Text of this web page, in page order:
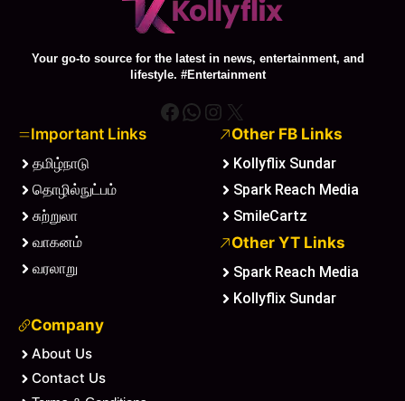
Your go-to source for the latest in news, entertainment, and
lifestyle. #Entertainment
Facebook
WhatsApp
Instagram
X
Important Links
தமிழ்நாடு
தொழில்நுட்பம்
சுற்றுலா
வாகனம்
வரலாறு
Other FB Links
Kollyflix Sundar
Spark Reach Media
SmileCartz
Other YT Links
Spark Reach Media
Kollyflix Sundar
Company
About Us
Contact Us